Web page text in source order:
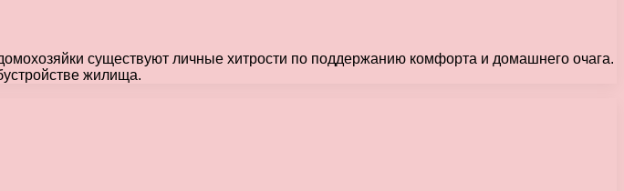
существуют личные хитрости по поддержанию комфорта и домашнего очага.
жилища.